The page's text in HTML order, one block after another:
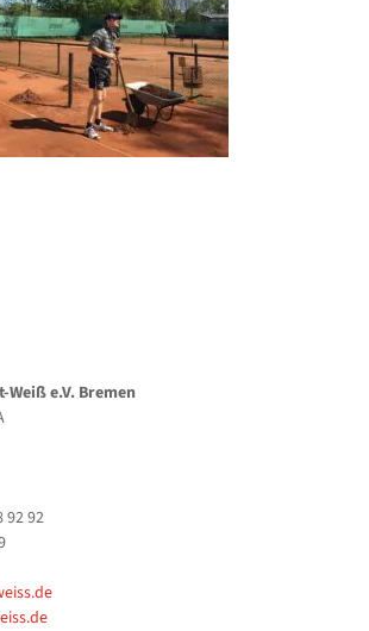
e.V. Bremen
92 92